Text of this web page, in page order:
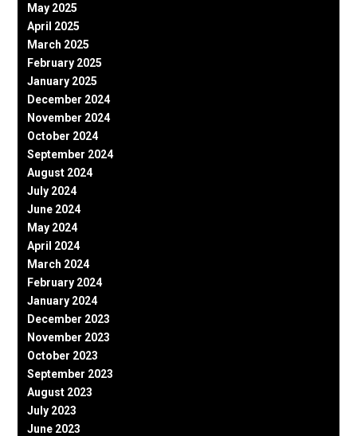
May 2025
April 2025
March 2025
February 2025
January 2025
December 2024
November 2024
October 2024
September 2024
August 2024
July 2024
June 2024
May 2024
April 2024
March 2024
February 2024
January 2024
December 2023
November 2023
October 2023
September 2023
August 2023
July 2023
June 2023